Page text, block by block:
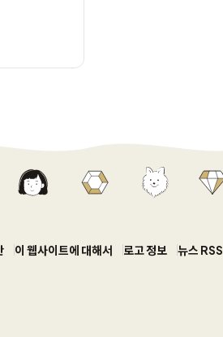
이 웹사이트에 대해서 로고 정보 뉴스 RSS